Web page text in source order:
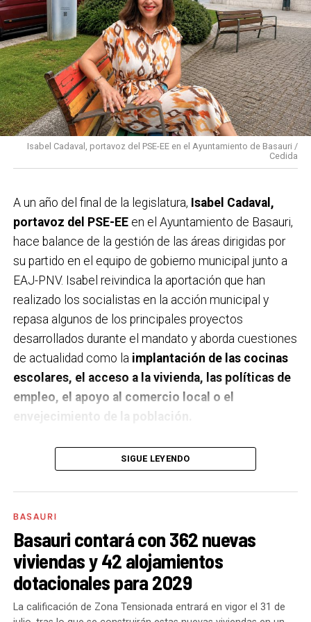
Isabel Cadaval, portavoz del PSE-EE en el Ayuntamiento de Basauri /
Cedida
A un año del final de la legislatura, Isabel Cadaval,
portavoz del PSE-EEen el Ayuntamiento de Basauri,
hace balance de la gestión de las áreas dirigidas por
su partido en el equipo de gobierno municipal junto a
EAJ-PNV. Isabel reivindica la aportación que han
realizado los socialistas en la acción municipal y
repasa algunos de los principales proyectos
desarrollados durante el mandato y aborda cuestiones
de actualidad como la implantación de las cocinas
escolares, el acceso a la vivienda, las políticas de
empleo, el apoyo al comercio local o el
envejecimiento de la población.
A un año de acabar la legislatura, ¿qué balance
haces de la gestión del PSE en tus áreas dentro
del equipo de gobierno y qué proyectos
los gobiernos sirve para transformar y mejorar la vida
de las personas y, por eso, tan importante como la
gestión en las áreas de nuestra responsabilidad es la
impronta que marcamos en cuáles son las prioridades
SIGUE LEYENDO
BASAURI
Basauri contará con 362 nuevas
viviendas y 42 alojamientos
dotacionales para 2029
La calificación de Zona Tensionada entrará en vigor el 31 de